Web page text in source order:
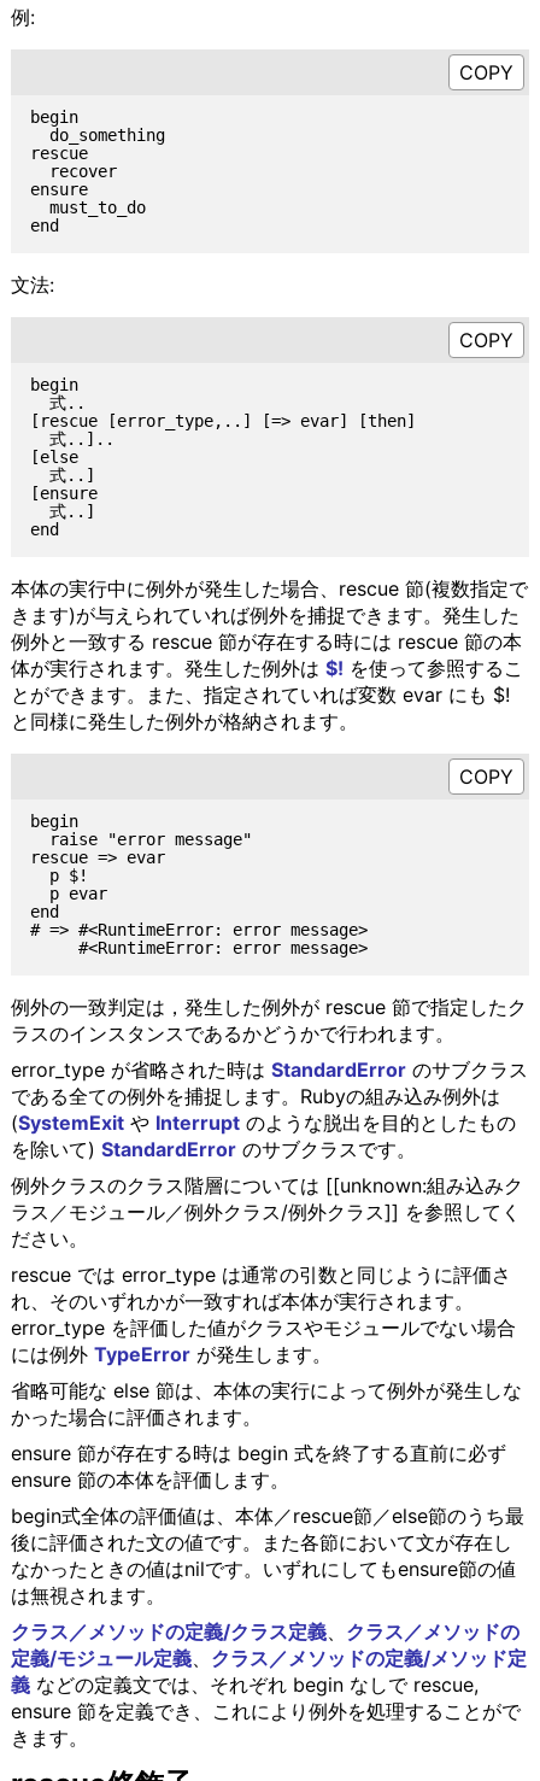
例:
begin
  do_something
rescue
  recover
ensure
  must_to_do
end
文法:
begin
  式..
[rescue [error_type,..] [=> evar] [then]
  式..]..
[else
  式..]
[ensure
  式..]
end
本体の実行中に例外が発生した場合、rescue 節(複数指定で
きます)が与えられていれば例外を捕捉できます。発生した
例外と一致する rescue 節が存在する時には rescue 節の本
体が実行されます。発生した例外は $! を使って参照するこ
とができます。また、指定されていれば変数 evar にも $!
と同様に発生した例外が格納されます。
begin
  raise "error message"
rescue => evar
  p $!
  p evar
end
# => #<RuntimeError: error message>
     #<RuntimeError: error message>
例外の一致判定は，発生した例外が rescue 節で指定したク
ラスのインスタンスであるかどうかで行われます。
error_type が省略された時は StandardErrorのサブクラス
である全ての例外を捕捉します。Rubyの組み込み例外は
(SystemExitや Interruptのような脱出を目的としたもの
を除いて) StandardErrorのサブクラスです。
例外クラスのクラス階層については [[unknown:組み込みク
ラス／モジュール／例外クラス/例外クラス]] を参照してく
ださい。
rescue では error_type は通常の引数と同じように評価さ
れ、そのいずれかが一致すれば本体が実行されます。
error_type を評価した値がクラスやモジュールでない場合
には例外 TypeErrorが発生します。
省略可能な else 節は、本体の実行によって例外が発生しな
かった場合に評価されます。
ensure 節が存在する時は begin 式を終了する直前に必ず
ensure 節の本体を評価します。
begin式全体の評価値は、本体／rescue節／else節のうち最
後に評価された文の値です。また各節において文が存在し
なかったときの値はnilです。いずれにしてもensure節の値
は無視されます。
クラス／メソッドの定義/クラス定義、 クラス／メソッドの
定義/モジュール定義、 クラス／メソッドの定義/メソッド定
義などの定義文では、それぞれ begin なしで rescue,
ensure 節を定義でき、これにより例外を処理することがで
きます。